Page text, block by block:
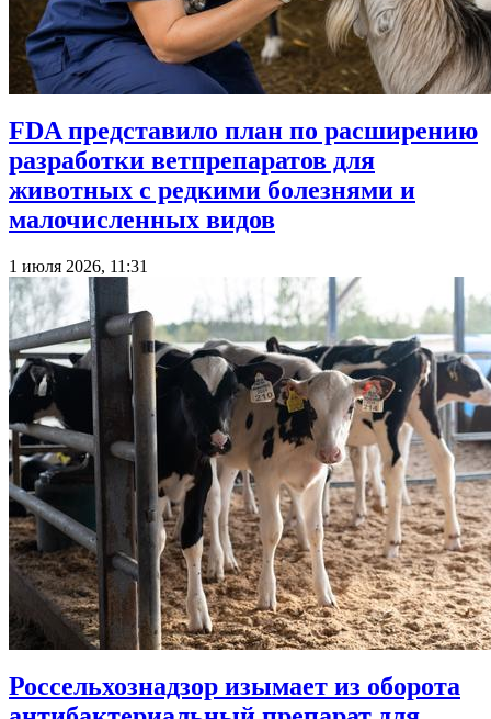
FDA представило план по расширению
разработки ветпрепаратов для
животных с редкими болезнями и
малочисленных видов
1 июля 2026, 11:31
Россельхознадзор изымает из оборота